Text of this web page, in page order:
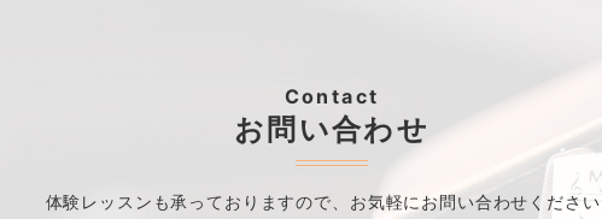
Contact
お問い合わせ
体験レッスンも承っておりますので、 お気軽にお問い合わせくださ